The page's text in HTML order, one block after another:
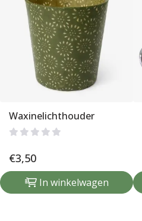
Waxinelichthouder
€3,50
In winkelwagen